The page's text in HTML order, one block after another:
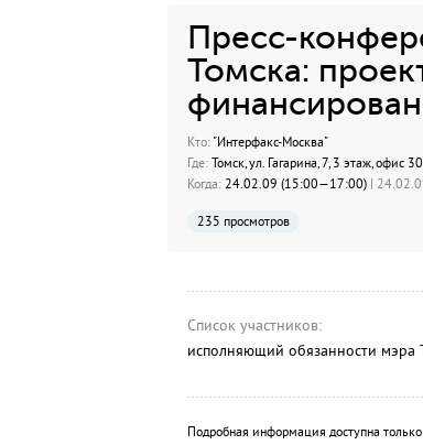
Пресс-
Томска:
Кто:"Интерфакс-Москва"
Где:Томск, ул. Гагарина, 7, 3 этаж, офис
Когда:24.02.09 (15:00—17:00) |
235 просмотров
Список участников:
исполняющий обязанности мэра
Подробная информация доступна